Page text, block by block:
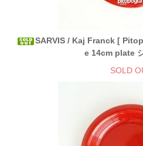
SARVIS / Kaj Franck [
e 14cm plate
SOLD